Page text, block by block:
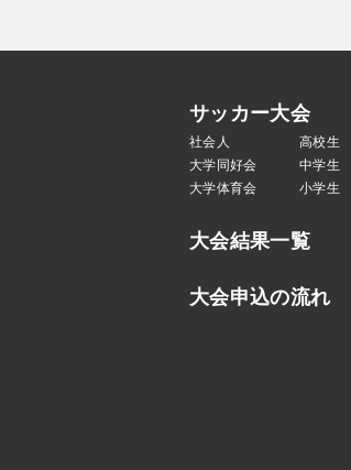
サッカー大会
社会人
大学同好会
大学体育会
高校生
中学生
小学生
大会結果一覧
大会申込の流れ